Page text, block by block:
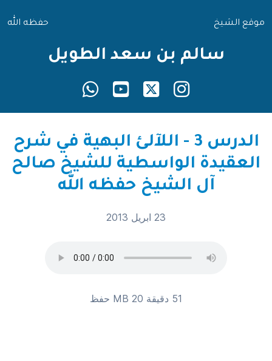
موقع الشيخ حفظه الله
سالم بن سعد الطويل
الدرس 3 - اللآلئ البهية في شرح
العقيدة الواسطية للشيخ صالح
آل الشيخ حفظه الله
23 ابريل 2013
51 دقيقة 20 MB حفظ